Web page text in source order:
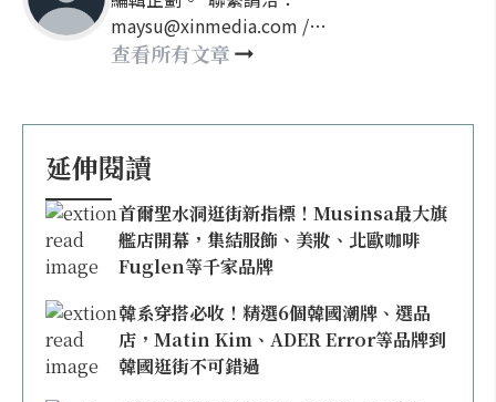
maysu@xinmedia.com /
may860527@gmail.com
查看所有文章
延伸閱讀
首爾聖水洞逛街新指標！Musinsa最大旗
艦店開幕，集結服飾、美妝、北歐咖啡
Fuglen等千家品牌
韓系穿搭必收！精選6個韓國潮牌、選品
店，Matin Kim、ADER Error等品牌到
韓國逛街不可錯過